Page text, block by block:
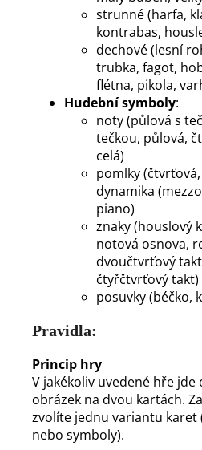
strunné (harfa,
kontrabas,
dechové (lesní
trubka, fagot,
flétna, pikola,
Hudební symboly:
noty (půlová s
tečkou, půlová,
celá)
pomlky
dynamika
piano)
znaky (houslový
notová osnova,
dvoučtvrťový
čtyřčtvrťový takt)
posuvky (béčko,
Pravidla:
Princip hry
V jakékoliv uvedené hře
obrázek na dvou kartách.
zvolíte jednu variantu
nebo symboly).